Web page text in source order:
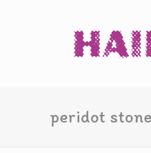
peridot stone